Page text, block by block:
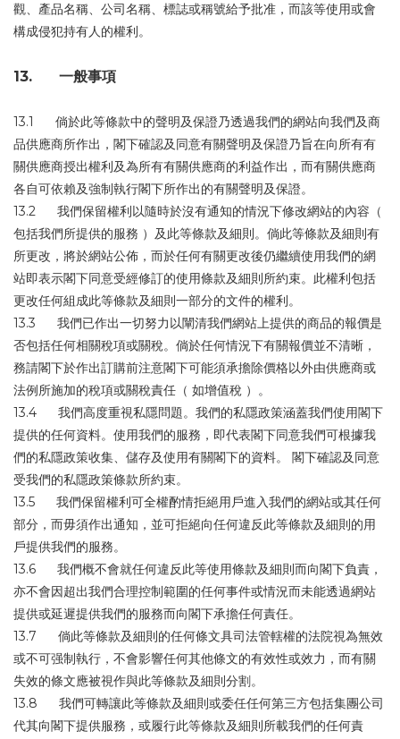
觀、產品名稱、公司名稱、標誌或稱號給予批准，而該等使用或會
構成侵犯持有人的權利。
13. 一般事項
13.1 倘於此等條款中的聲明及保證乃透過我們的網站向我們及商
品供應商所作出，閣下確認及同意有關聲明及保證乃旨在向所有有
關供應商授出權利及為所有有關供應商的利益作出，而有關供應商
各自可依賴及強制執行閣下所作出的有關聲明及保證。
13.2 我們保留權利以隨時於沒有通知的情況下修改網站的內容（
包括我們所提供的服務 ）及此等條款及細則。倘此等條款及細則有
所更改，將於網站公佈，而於任何有關更改後仍繼續使用我們的網
站即表示閣下同意受經修訂的使用條款及細則所約束。此權利包括
更改任何組成此等條款及細則一部分的文件的權利。
13.3 我們已作出一切努力以闡清我們網站上提供的商品的報價是
否包括任何相關稅項或關稅。倘於任何情況下有關報價並不清晰，
務請閣下於作出訂購前注意閣下可能須承擔除價格以外由供應商或
法例所施加的稅項或關稅責任（ 如增值稅 ）。
13.4 我們高度重視私隱問題。我們的私隱政策涵蓋我們使用閣下
提供的任何資料。使用我們的服務，即代表閣下同意我們可根據我
們的私隱政策收集、儲存及使用有關閣下的資料。 閣下確認及同意
受我們的私隱政策條款所約束。
13.5 我們保留權利可全權酌情拒絕用戶進入我們的網站或其任何
部分，而毋須作出通知，並可拒絕向任何違反此等條款及細則的用
戶提供我們的服務。
13.6 我們概不會就任何違反此等使用條款及細則而向閣下負責，
亦不會因超出我們合理控制範圍的任何事件或情況而未能透過網站
提供或延遲提供我們的服務而向閣下承擔任何責任。
13.7 倘此等條款及細則的任何條文具司法管轄權的法院視為無效
或不可强制執行，不會影響任何其他條文的有效性或效力，而有關
失效的條文應被視作與此等條款及細則分割。
13.8 我們可轉讓此等條款及細則或委任任何第三方包括集團公司
代其向閣下提供服務，或履行此等條款及細則所載我們的任何責